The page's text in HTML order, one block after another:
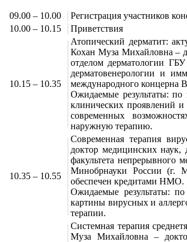
09.00 – 10.00
Регистрация участников
10.00 – 10.15
Приветствия
10.15 – 10.35
Атопический дерматит:
Кохан Муза Михайловна –
отделом дерматологии ГБУ
дерматовенерологии и
международного концерна
Ожидаемые результаты: по
клинических проявлений и
современных
наружную терапию.
10.35 – 10.55
Современная терапия
доктор медицинских наук,
факультета непрерывного
Минобрнауки России (г.
обеспечен кредитами НМО.
Ожидаемые результаты:
картины вирусных и
терапии.
Системная терапия
Муза Михайловна –